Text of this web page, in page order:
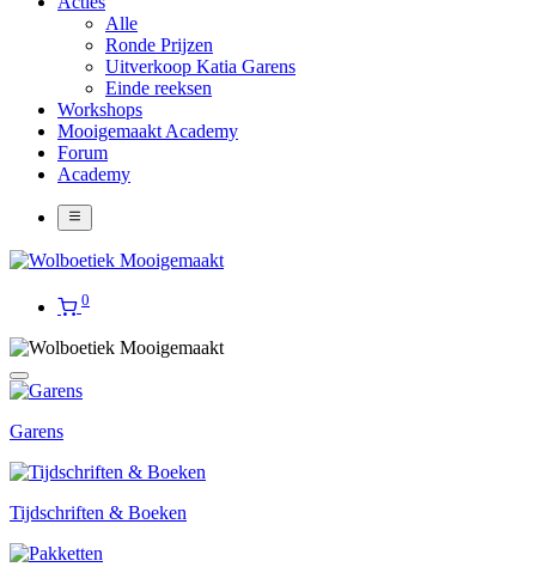
Alle
Ronde Prijzen
Uitverkoop Katia Garens
Einde reeksen
Workshops
Mooigemaakt Academy
Forum
Academy
0
Garens
Tijdschriften & Boeken